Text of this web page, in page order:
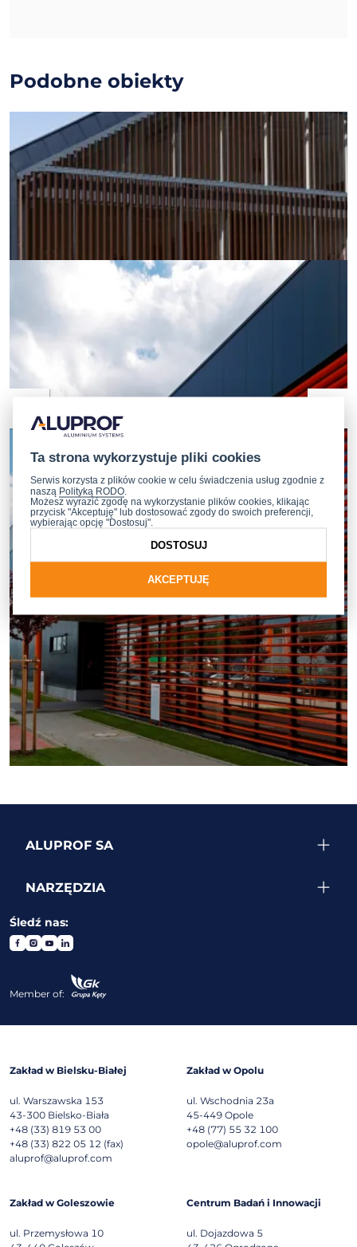
Podobne obiekty
ZOBACZ WIĘCEJ REALIZACJI
ALUPROF SA
NARZĘDZIA
Śledź nas:
Member of:
Zakład w Bielsku-Białej
ul. Warszawska 153
43-300 Bielsko-Biała
+48 (33) 819 53 00
+48 (33) 822 05 12 (fax)
aluprof@aluprof.com
Zakład w Opolu
ul. Wschodnia 23a
45-449 Opole
+48 (77) 55 32 100
opole@aluprof.com
Zakład w Goleszowie
ul. Przemysłowa 10
Centrum Badań i Innowacji
ul. Dojazdowa 5
Ta strona wykorzystuje pliki cookies
Serwis korzysta z plików cookie w celu świadczenia usług zgodnie z
naszą Polityką RODO
Możesz wyrazić zgodę na wykorzystanie plików cookies, klikając
przycisk "Akceptuję" lub dostosować zgody do swoich preferencji,
wybierając opcję "Dostosuj".
AKCEPTUJĘ
DOSTOSUJ